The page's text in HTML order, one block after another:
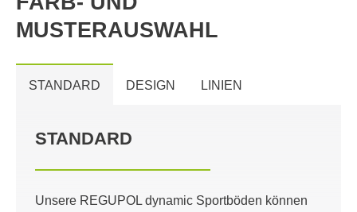
MUSTERAUSWAHL
STANDARD DESIGN LINIEN
STANDARD
Unsere REGUPOL dynamic Sportböden können